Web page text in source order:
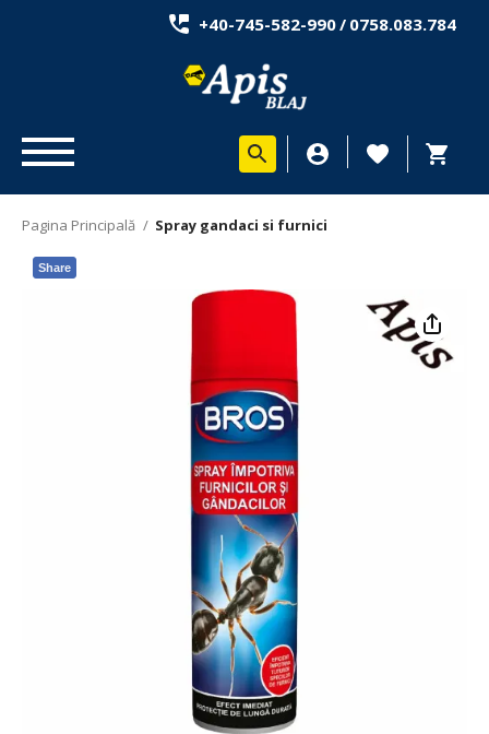
+40-745-582-990/ 0758.083.784
Pagina Principală / Spray gandaci si furnici
Share